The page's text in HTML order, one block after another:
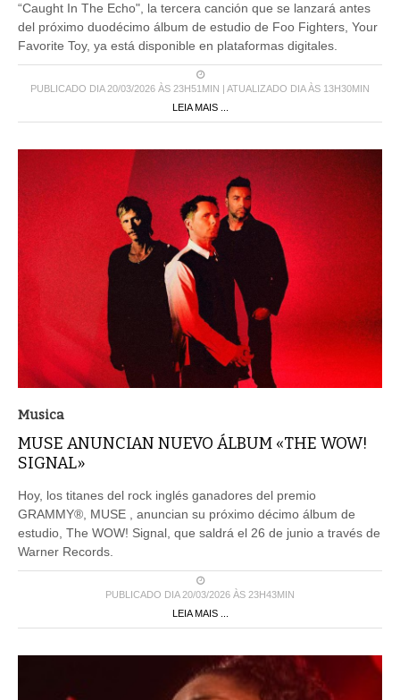
“Caught In The Echo", la tercera canción que se lanzará antes
del próximo duodécimo álbum de estudio de Foo Fighters, Your
Favorite Toy, ya está disponible en plataformas digitales.
PUBLICADO DIA 20/03/2026 ÀS 23H51MIN | ATUALIZADO DIA ÀS 13H30MIN
LEIA MAIS ...
Musica
MUSE ANUNCIAN NUEVO ÁLBUM «THE WOW!
SIGNAL»
Hoy, los titanes del rock inglés ganadores del premio
GRAMMY®, MUSE , anuncian su próximo décimo álbum de
estudio, The WOW! Signal, que saldrá el 26 de junio a través de
Warner Records.
PUBLICADO DIA 20/03/2026 ÀS 23H43MIN
LEIA MAIS ...